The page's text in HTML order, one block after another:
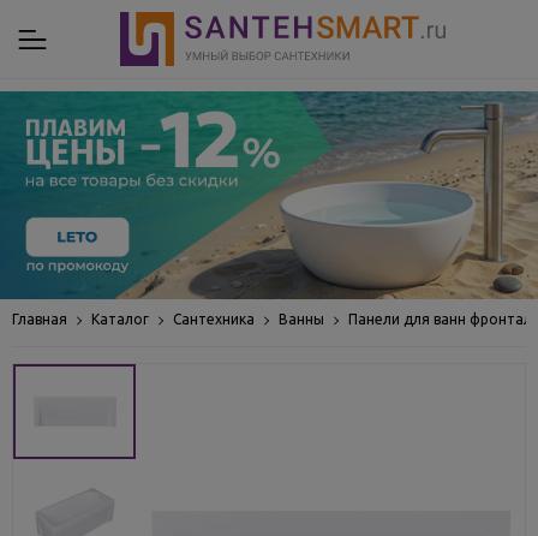
Главная Каталог Сантехника Ванны Панели для ванн